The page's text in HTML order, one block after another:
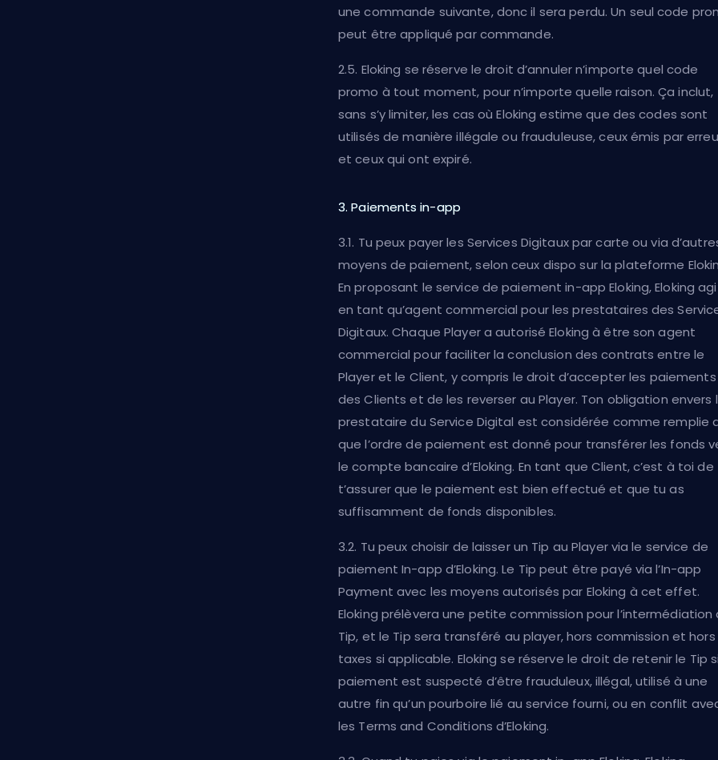
une commande suivante, donc il sera perdu. Un seul code
peut être appliqué par commande.
2.5. Eloking se réserve le droit d’annuler n’importe quel code
promo à tout moment, pour n’importe quelle raison. Ça inclut,
sans s’y limiter, les cas où Eloking estime que des codes sont
utilisés de manière illégale ou frauduleuse, ceux émis par
et ceux qui ont expiré.
3. Paiements in-app
3.1. Tu peux payer les Services Digitaux par carte ou via
moyens de paiement, selon ceux dispo sur la plateforme
En proposant le service de paiement in-app Eloking, Eloking
en tant qu’agent commercial pour les prestataires des
Digitaux. Chaque Player a autorisé Eloking à être son agent
commercial pour faciliter la conclusion des contrats entre le
Player et le Client, y compris le droit d’accepter les paiements
des Clients et de les reverser au Player. Ton obligation envers
prestataire du Service Digital est considérée comme remplie
que l’ordre de paiement est donné pour transférer les fonds
le compte bancaire d’Eloking. En tant que Client, c’est à toi de
t’assurer que le paiement est bien effectué et que tu as
suffisamment de fonds disponibles.
3.2. Tu peux choisir de laisser un Tip au Player via le service de
paiement In-app d’Eloking. Le Tip peut être payé via l’In-app
Payment avec les moyens autorisés par Eloking à cet effet.
Eloking prélèvera une petite commission pour l’intermédiation
Tip, et le Tip sera transféré au player, hors commission et hors
taxes si applicable. Eloking se réserve le droit de retenir le Tip
paiement est suspecté d’être frauduleux, illégal, utilisé à une
autre fin qu’un pourboire lié au service fourni, ou en conflit
les Terms and Conditions d’Eloking.